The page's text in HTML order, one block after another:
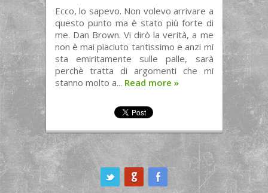
Ecco, lo sapevo. Non volevo arrivare a
questo punto ma è stato più forte di
me. Dan Brown. Vi dirò la verità, a me
non è mai piaciuto tantissimo e anzi mi
sta emiritamente sulle palle, sarà
perchè tratta di argomenti che mi
stanno molto a... Read more »